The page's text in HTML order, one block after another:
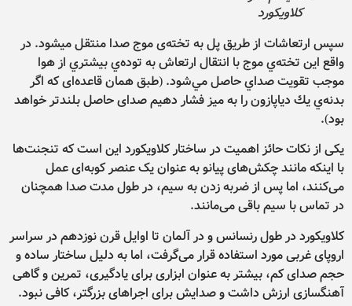
کلاویکورد
سپس ارتعاشات از طریق پل به تخته‌ی موج صدا منتقل میشود. در
واقع اين تخته‌ي موج با انتقال ارتعاش به توده‌ي بيشتري از هوا
موجب تقويت صداي حاصل مي‌شود. (طبق همان قاعده‌ای كه اگر
بدنه‌ي يك دياپازون را به ميز فشار دهيم صدای حاصل بلندتر خواهد
بود).
یکی از نکات حائز اهمیت در ساختار کلاویکورد این است که تنجنت‌ها
با اینکه مانند چکش‌های پیانو به عنوان یک عنصر کوبه‌ای عمل
می‌کنند، اما پس از ضربه زدن به سیم، در طول مدت صدا همچنان
در تماس با سیم باقی می‌مانند.
کلاویکورد در طول رنسانس و در آلمان تا اوایل قرن نوزدهم در سراسر
اروپای غربی مورد استفاده قرار می‌گرفت، اما به دلیل ساختار ساده و
حجم صدای کم، بیشتر به عنوان ابزاری برای یادگیری، تمرین و گاهی
آهنگسازی ارزش داشت و صدایش برای اجراهای بزرگتر، کافی نبود.